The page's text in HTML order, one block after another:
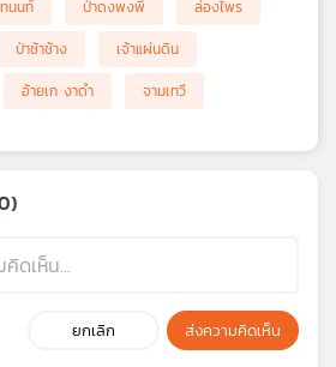
นนท์ ป่าดงพงพี
ล่องไพร
ป่าช้าช้าง
เจ้าแผ่นดิน
อ้ายเก งาดำ จามเทวี
)
ยกเลิก ส่งความคิดเห็น